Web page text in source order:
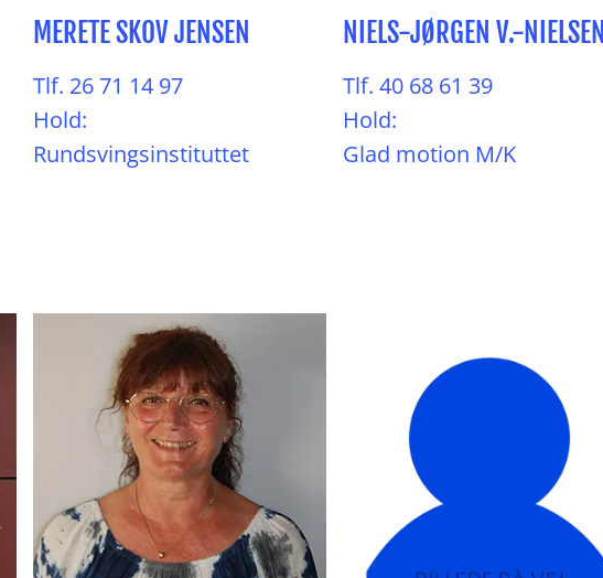
MERETE SKOV JENSEN
Tlf. 26 71 14 97
Hold:
Rundsvingsinstituttet
NIELS-JØRGEN V.-NIELSEN
Tlf. 40 68 61 39
Hold:
Glad motion M/K